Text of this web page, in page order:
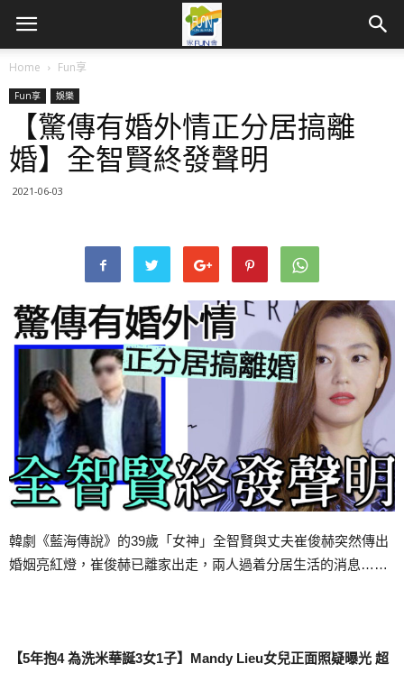
Home Fun享
Fun享 娛樂
【驚傳有婚外情正分居搞離
婚】全智賢終發聲明
2021-06-03
韓劇《藍海傳說》的39歲「女神」全智賢與丈夫崔俊赫突然傳出
婚姻亮紅燈，崔俊赫已離家出走，兩人過着分居生活的消息……
【5年抱4 為洗米華誕3女1子】Mandy Lieu女兒正面照疑曝光 超